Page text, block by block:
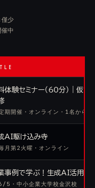
少
中
体験セミナー（60分）｜仮
期開催・オンライン・1名からOK
AI駆け込み寺
月第2火曜・オンライン
事例で学ぶ！生成AI活用講
5・中小企業大学校金沢校